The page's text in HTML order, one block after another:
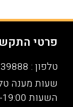
פרטי
טלפון : 055-9939888
שעות מענה
השעות 09:00-19:00